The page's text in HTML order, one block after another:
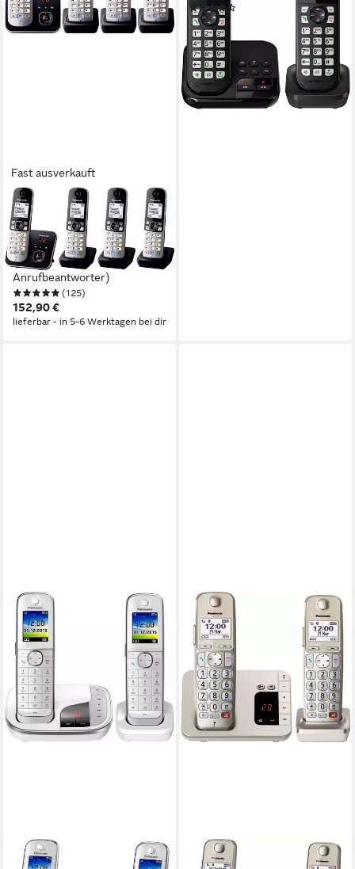
Fast ausverkauft
PANASONIC
KX-TG6824GB Schnurloses
DECT-Telefon (Mobilteile: 4,
Nachtmodis, Freisprechen,
Anrufbeantworter)
(125)
152,90 €
lieferbar - in 5-6 Werktagen bei dir
ab 56,99 €
lieferbar - in 4-5 Werktagen bei dir
PANASONIC